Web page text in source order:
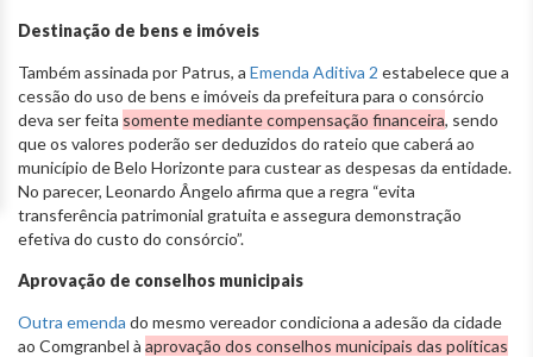
Destinação de bens e imóveis
Também assinada por Patrus, a Emenda Aditiva 2 estabelece que a
cessão do uso de bens e imóveis da prefeitura para o consórcio
deva ser feita somente mediante compensação financeira, sendo
que os valores poderão ser deduzidos do rateio que caberá ao
município de Belo Horizonte para custear as despesas da entidade.
No parecer, Leonardo Ângelo afirma que a regra “evita
transferência patrimonial gratuita e assegura demonstração
efetiva do custo do consórcio”.
Aprovação de conselhos municipais
Outra emenda do mesmo vereador condiciona a adesão da cidade
ao Comgranbel à aprovação dos conselhos municipais das políticas